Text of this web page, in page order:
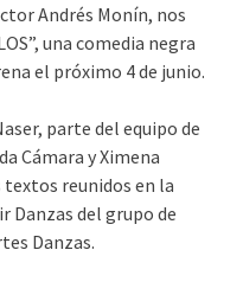
Andrés Monín, nos
una comedia negra
el próximo 4 de junio.
parte del equipo de
Cámara y Ximena
textos reunidos en la
Danzas del grupo de
Danzas.